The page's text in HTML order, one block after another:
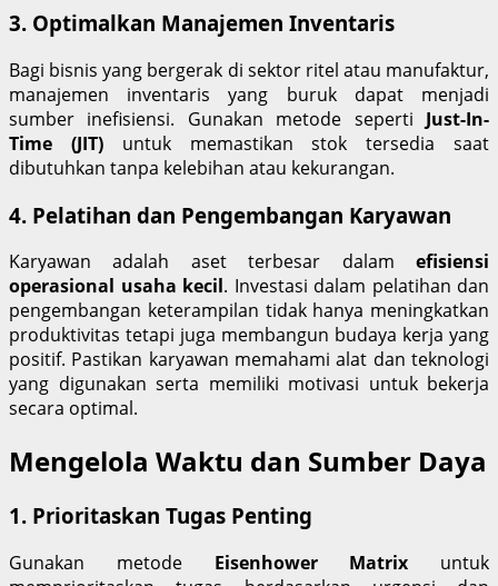
3. Optimalkan Manajemen Inventaris
Bagi bisnis yang bergerak di sektor ritel atau manufaktur,
manajemen inventaris yang buruk dapat menjadi
sumber inefisiensi. Gunakan metode seperti Just-In-
Time (JIT)untuk memastikan stok tersedia saat
dibutuhkan tanpa kelebihan atau kekurangan.
4. Pelatihan dan Pengembangan Karyawan
Karyawan adalah aset terbesar dalam efisiensi
operasional usaha kecil. Investasi dalam pelatihan dan
pengembangan keterampilan tidak hanya meningkatkan
produktivitas tetapi juga membangun budaya kerja yang
positif. Pastikan karyawan memahami alat dan teknologi
yang digunakan serta memiliki motivasi untuk bekerja
secara optimal.
Mengelola Waktu dan Sumber Daya
1. Prioritaskan Tugas Penting
Gunakan metode Eisenhower Matrix untuk